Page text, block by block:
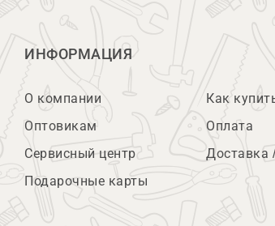
ИНФОРМАЦИЯ
О компании
Оптовикам
Сервисный центр
Подарочные карты
Как
Оплата
Доставка